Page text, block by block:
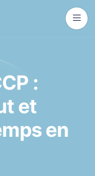
CP :
tet
mpsen